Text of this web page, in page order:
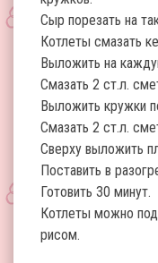
Сыр порезать на
Котлеты смазать
Выложить на
Смазать 2 ст.л.
Выложить кружки
Смазать 2 ст.л.
Сверху выложить
Поставить в
Готовить 30 минут.
Котлеты можно
рисом.